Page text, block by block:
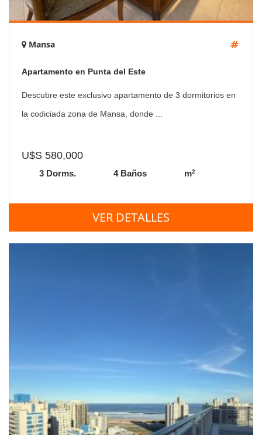
Mansa
Apartamento en Punta del Este
Descubre este exclusivo apartamento de 3 dormitorios en
la codiciada zona de Mansa, donde ...
U$S 580,000
3 Dorms. 4 Baños m2
VER DETALLES